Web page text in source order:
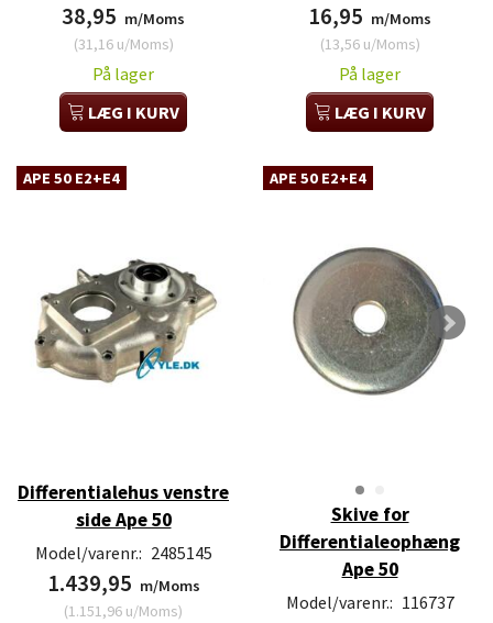
38,95 m/Moms
(31,16u/Moms)
På lager
LÆG I KURV
16,95 m/Moms
(13,56u/Moms)
På lager
LÆG I KURV
APE 50 E2+E4
Differentialehus venstre
side Ape 50
Model/varenr.: 2485145
1.439,95 m/Moms
(1.151,96 u/Moms)
APE 50 E2+E4
Skive for
Differentialeophæng
Ape 50
Model/varenr.: 116737